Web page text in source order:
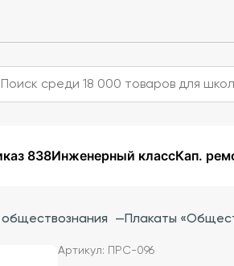
838Инженерный классКап.
—Плакаты
Артикул: ПРС-096